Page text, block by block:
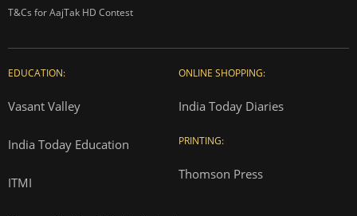
T&Cs for AajTak HD Contest
EDUCATION:
Vasant Valley
India Today Education
ITMI
ONLINE SHOPPING:
India Today Diaries
PRINTING:
Thomson Press